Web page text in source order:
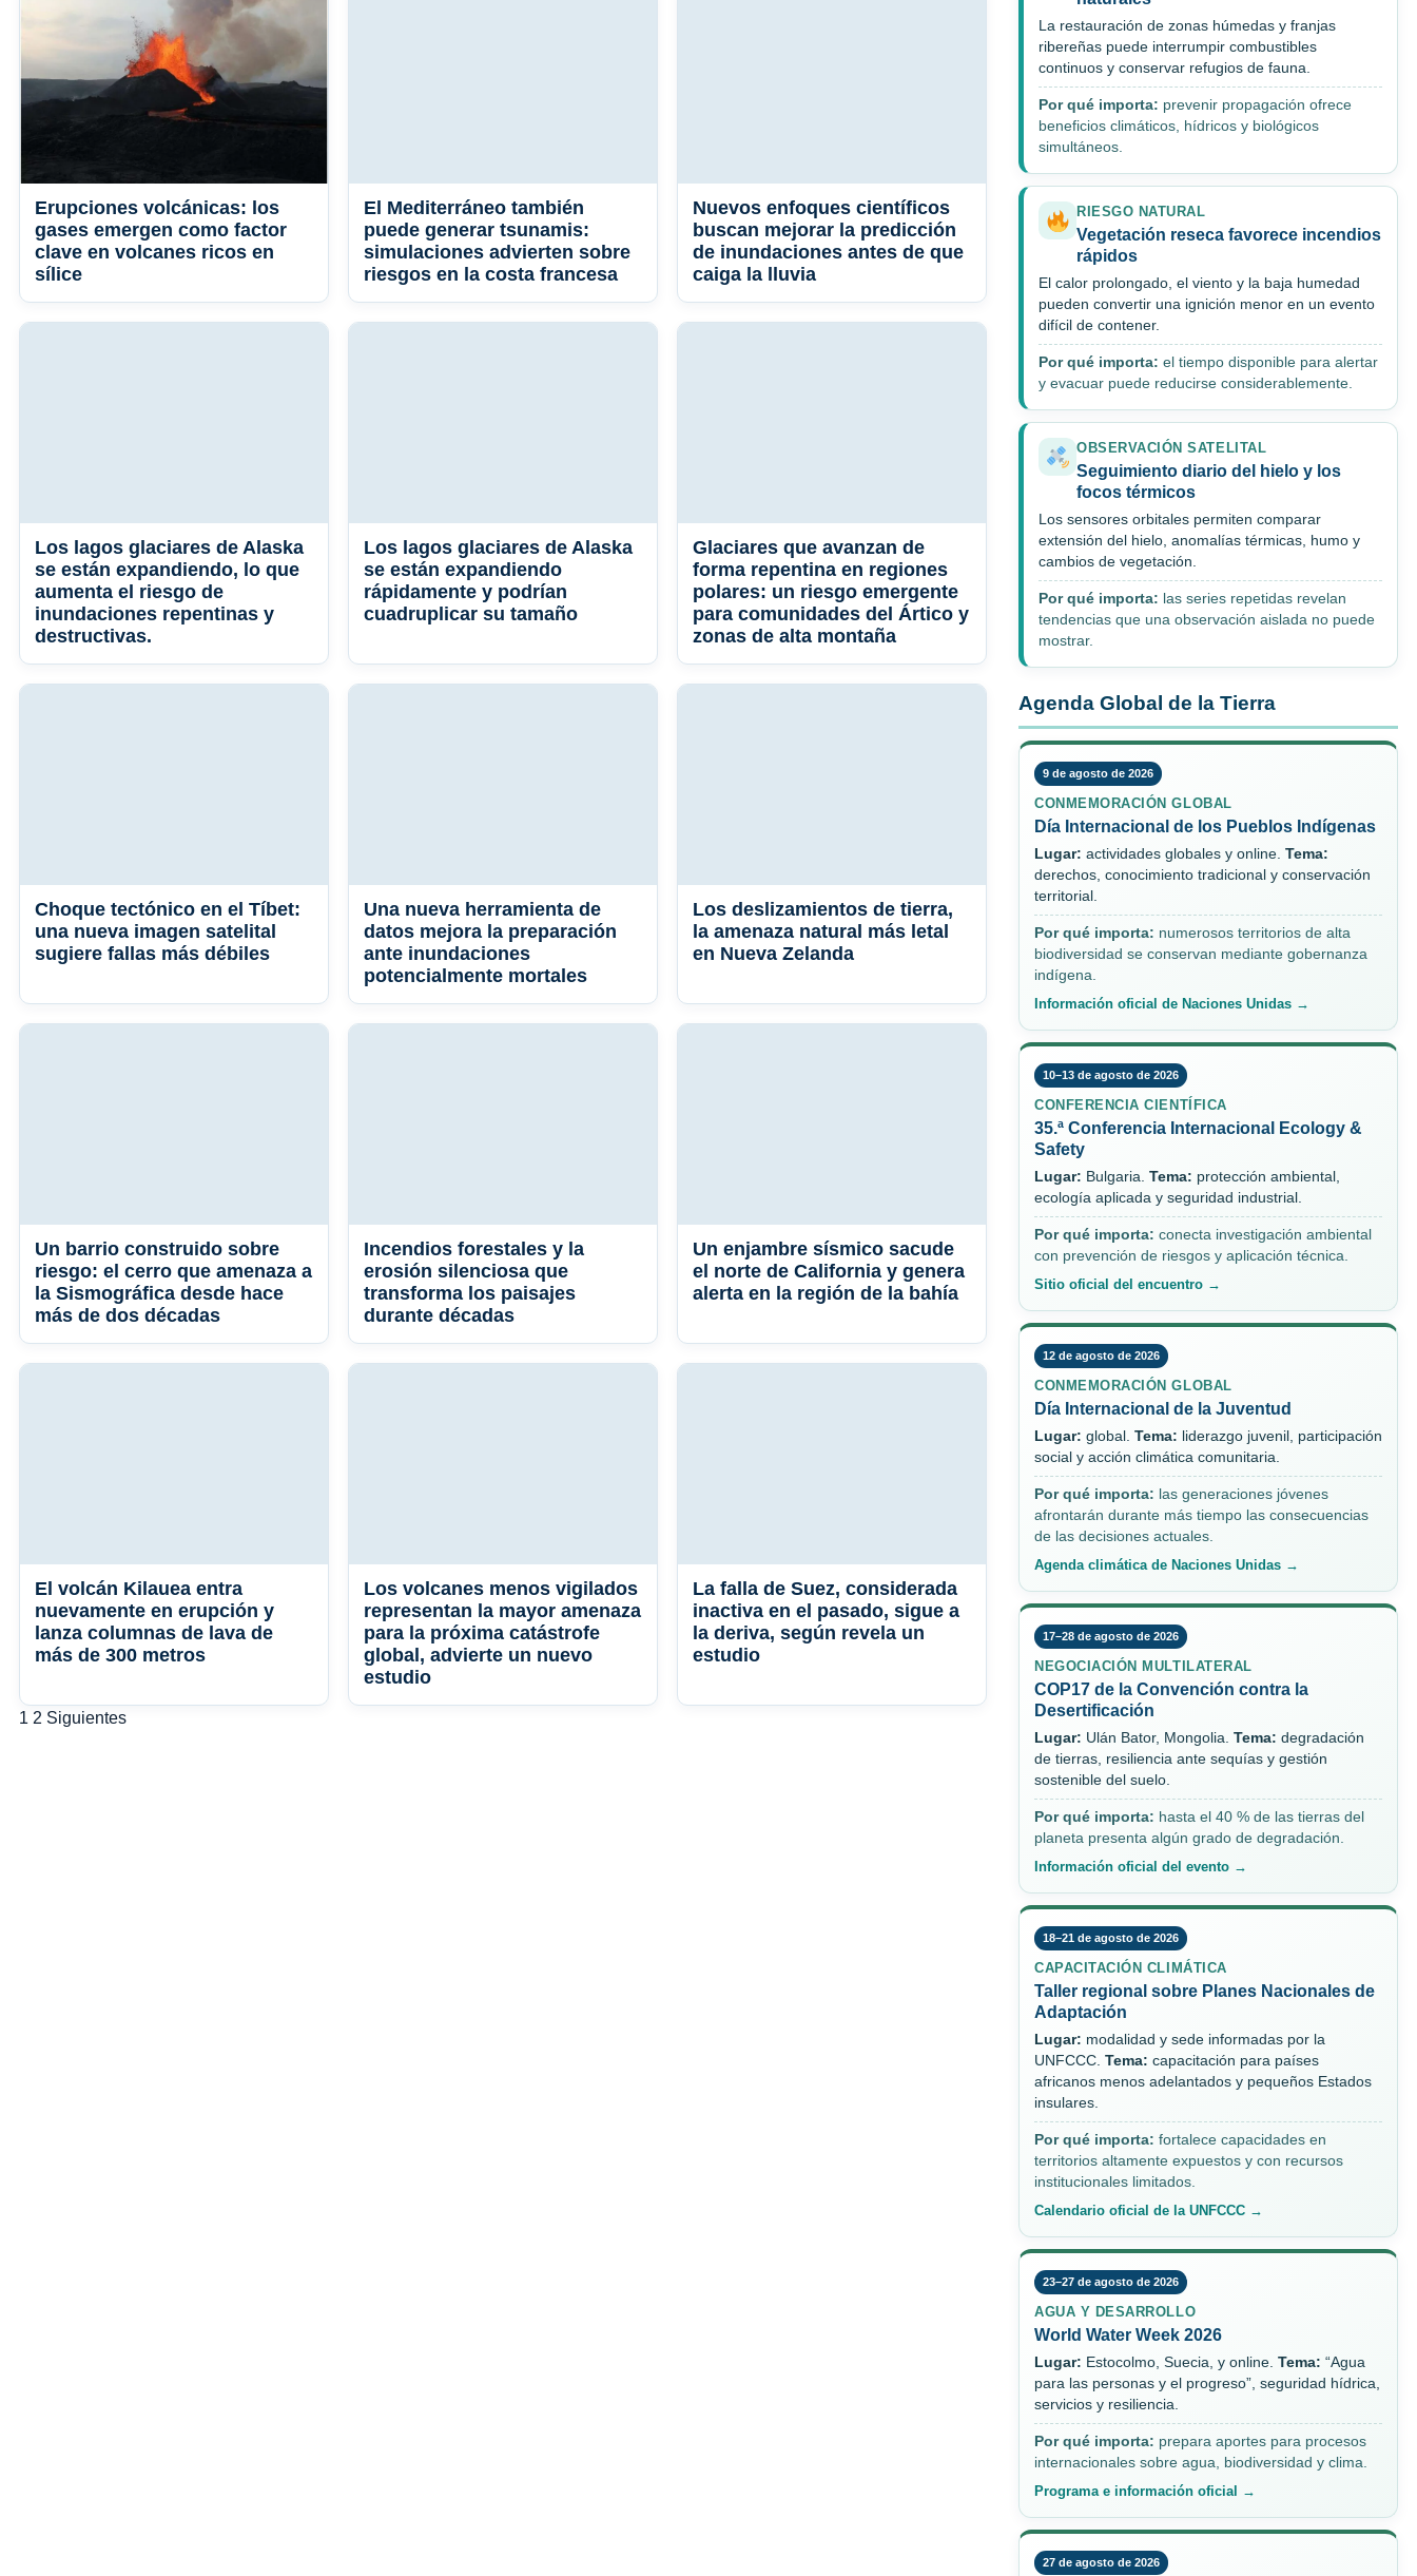
Erupciones volcánicas: los
gases emergen como factor
clave en volcanes ricos en
sílice
El Mediterráneo también
puede generar tsunamis:
simulaciones advierten sobre
riesgos en la costa francesa
Nuevos enfoques científicos
buscan mejorar la predicción
de inundaciones antes de que
caiga la lluvia
Los lagos glaciares de Alaska
se están expandiendo, lo que
aumenta el riesgo de
inundaciones repentinas y
destructivas.
Los lagos glaciares de Alaska
se están expandiendo
rápidamente y podrían
cuadruplicar su tamaño
Glaciares que avanzan de
forma repentina en regiones
polares: un riesgo emergente
para comunidades del Ártico y
zonas de alta montaña
Choque tectónico en el Tíbet:
una nueva imagen satelital
sugiere fallas más débiles
Una nueva herramienta de
datos mejora la preparación
ante inundaciones
potencialmente mortales
Los deslizamientos de tierra,
la amenaza natural más letal
en Nueva Zelanda
Un barrio construido sobre
riesgo: el cerro que amenaza a
la Sismográfica desde hace
más de dos décadas
Incendios forestales y la
erosión silenciosa que
transforma los paisajes
durante décadas
Un enjambre sísmico sacude
el norte de California y genera
alerta en la región de la bahía
El volcán Kilauea entra
nuevamente en erupción y
lanza columnas de lava de
más de 300 metros
Los volcanes menos vigilados
representan la mayor amenaza
para la próxima catástrofe
global, advierte un nuevo
estudio
La falla de Suez, considerada
inactiva en el pasado, sigue a
la deriva, según revela un
estudio
Paginación
1 2 Siguientes
La restauración de zonas húmedas y franjas
ribereñas puede interrumpir combustibles
continuos y conservar refugios de fauna.
Por qué importa: prevenir propagación ofrece
beneficios climáticos, hídricos y biológicos
simultáneos.
RIESGO NATURAL
Vegetación reseca favorece incendios
rápidos
El calor prolongado, el viento y la baja humedad
pueden convertir una ignición menor en un evento
difícil de contener.
Por qué importa: el tiempo disponible para alertar
y evacuar puede reducirse considerablemente.
OBSERVACIÓN SATELITAL
Seguimiento diario del hielo y los
focos térmicos
Los sensores orbitales permiten comparar
extensión del hielo, anomalías térmicas, humo y
cambios de vegetación.
Por qué importa: las series repetidas revelan
tendencias que una observación aislada no puede
mostrar.
Agenda Global de la Tierra
9 de agosto de 2026
CONMEMORACIÓN GLOBAL
Día Internacional de los Pueblos Indígenas
Lugar: actividades globales y online. Tema:
derechos, conocimiento tradicional y conservación
territorial.
Por qué importa: numerosos territorios de alta
biodiversidad se conservan mediante gobernanza
indígena.
Información oficial de Naciones Unidas →
10–13 de agosto de 2026
CONFERENCIA CIENTÍFICA
35.ª Conferencia Internacional Ecology &
Safety
Lugar: Bulgaria. Tema: protección ambiental,
ecología aplicada y seguridad industrial.
Por qué importa: conecta investigación ambiental
con prevención de riesgos y aplicación técnica.
Sitio oficial del encuentro →
12 de agosto de 2026
CONMEMORACIÓN GLOBAL
Día Internacional de la Juventud
Lugar: global. Tema: liderazgo juvenil, participación
social y acción climática comunitaria.
Por qué importa: las generaciones jóvenes
afrontarán durante más tiempo las consecuencias
de las decisiones actuales.
Agenda climática de Naciones Unidas →
17–28 de agosto de 2026
NEGOCIACIÓN MULTILATERAL
COP17 de la Convención contra la
Desertificación
Lugar: Ulán Bator, Mongolia. Tema: degradación
de tierras, resiliencia ante sequías y gestión
sostenible del suelo.
Por qué importa: hasta el 40 % de las tierras del
planeta presenta algún grado de degradación.
Información oficial del evento →
18–21 de agosto de 2026
CAPACITACIÓN CLIMÁTICA
Taller regional sobre Planes Nacionales de
Adaptación
Lugar: modalidad y sede informadas por la
UNFCCC. Tema: capacitación para países
africanos menos adelantados y pequeños Estados
insulares.
Por qué importa: fortalece capacidades en
territorios altamente expuestos y con recursos
institucionales limitados.
Calendario oficial de la UNFCCC →
23–27 de agosto de 2026
AGUA Y DESARROLLO
World Water Week 2026
Lugar: Estocolmo, Suecia, y online. Tema: “Agua
para las personas y el progreso”, seguridad hídrica,
servicios y resiliencia.
Por qué importa: prepara aportes para procesos
internacionales sobre agua, biodiversidad y clima.
Programa e información oficial →
27 de agosto de 2026